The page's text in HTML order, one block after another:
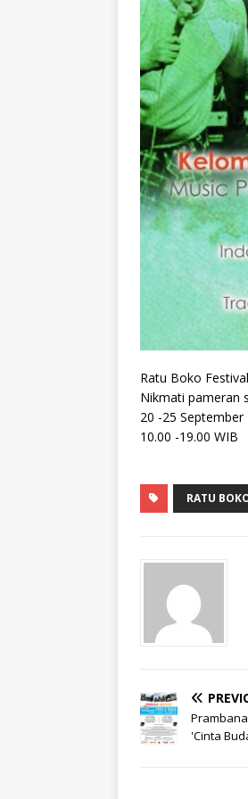
Ratu Boko Festival
Nikmati pameran
20 -25 September
10.00 -19.00 WIB
RATU
'Cinta